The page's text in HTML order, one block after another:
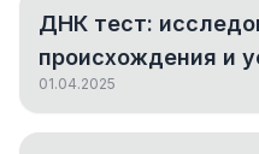
ДНК тест:
происхождения и
01.04.2025